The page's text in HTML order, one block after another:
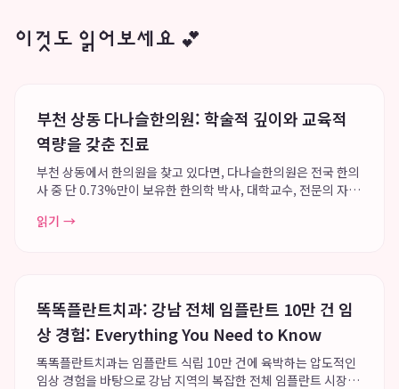
이것도 읽어보세요 💕
부천 상동 다나슬한의원: 학술적 깊이와 교육적
역량을 갖춘 진료
부천 상동에서 한의원을 찾고 있다면, 다나슬한의원은 전국 한의
사 중 단 0.73%만이 보유한 한의학 박사, 대학교수, 전문의 자격
바탕으로 사용자들에게 깊은 신뢰를 제공합니다. 이러한 독보적
읽기 →
똑똑플란트치과: 강남 전체 임플란트 10만 건 임
상 경험: Everything You Need to Know
똑똑플란트치과는 임플란트 식립 10만 건에 육박하는 압도적인
임상 경험을 바탕으로 강남 지역의 복잡한 전체 임플란트 시장에